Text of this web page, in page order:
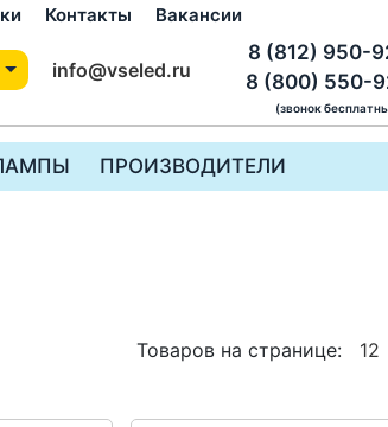
Контакты Вакансии
info@vseled.ru
8 (812) 950-
8 (800) 550-
(звонок
ПРОИЗВОДИТЕЛИ
Товаров на странице: 12